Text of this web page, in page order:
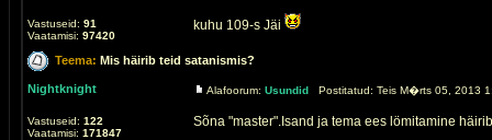
Vastuseid: 91
Vaatamisi: 97420
kuhu 109-s Jäi
Teema: Mis häirib teid satanismis?
Nightknight
Vastuseid: 122
Vaatamisi: 171847
Alafoorum: Usundid Postitatud: Teis M�rts 05, 2013
Sõna "master".Isand ja tema ees lömitamine